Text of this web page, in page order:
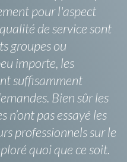
pour l'aspect
de service sont
groupes ou
importe, les
suffisamment
Bien sûr les
pas essayé les
professionnels sur le
quoi que ce soit.